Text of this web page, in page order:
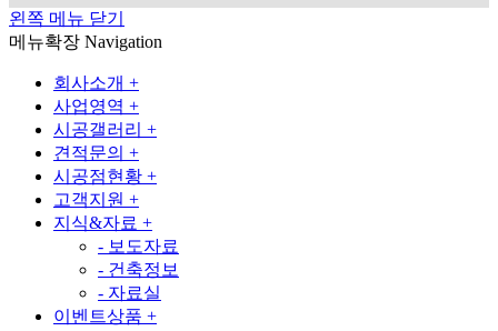
왼쪽 메뉴 닫기
메뉴확장 Navigation
회사소개 +
사업영역 +
시공갤러리 +
견적문의 +
시공점현황 +
고객지원 +
지식&자료 +
- 보도자료
- 건축정보
- 자료실
이벤트상품 +